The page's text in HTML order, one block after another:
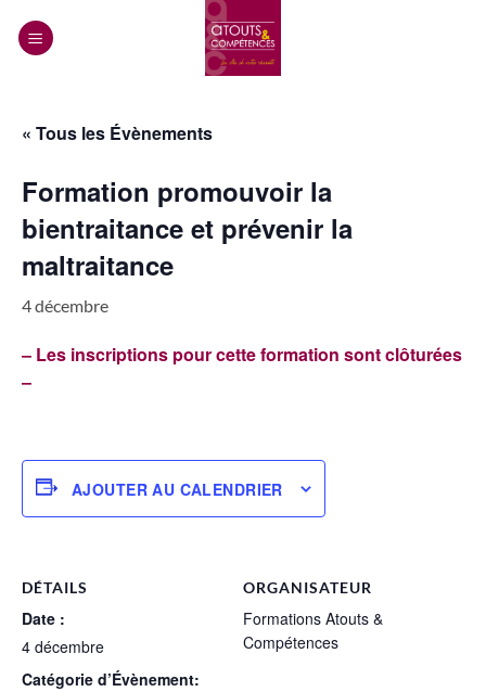
« Tous les Évènements
Formation promouvoir la
bientraitance et prévenir la
maltraitance
4 décembre
– Les inscriptions pour cette formation sont clôturées
–
AJOUTER AU CALENDRIER
DÉTAILS
Date :
4 décembre
Catégorie d’Évènement:
ORGANISATEUR
Formations Atouts &
Compétences